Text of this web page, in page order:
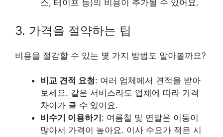
스, 테이프 등)의 비용이 추가될 수 있어요.
3. 가격을 절약하는 팁
비용을 절감할 수 있는 몇 가지 방법도 알아볼까요?
비교 견적 요청: 여러 업체에서 견적을 받아
보세요. 같은 서비스라도 업체에 따라 가격
차이가 클 수 있어요.
비수기 이용하기 : 여름철 및 연말은 이동이
많아서 가격이 높아요. 이사 수요가 적은 시